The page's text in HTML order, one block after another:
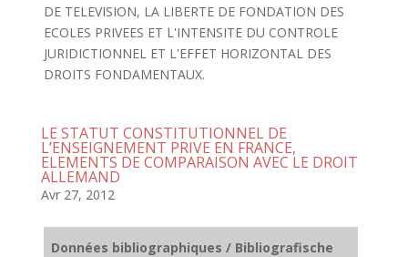
DE TELEVISION, LA LIBERTE DE FONDATION DES
ECOLES PRIVEES ET L'INTENSITE DU CONTROLE
JURIDICTIONNEL ET L'EFFET HORIZONTAL DES
DROITS FONDAMENTAUX.
LE STATUT CONSTITUTIONNEL DE
L’ENSEIGNEMENT PRIVE EN FRANCE,
ELEMENTS DE COMPARAISON AVEC LE DROIT
ALLEMAND
Avr 27, 2012
Données bibliographiques / Bibliografische